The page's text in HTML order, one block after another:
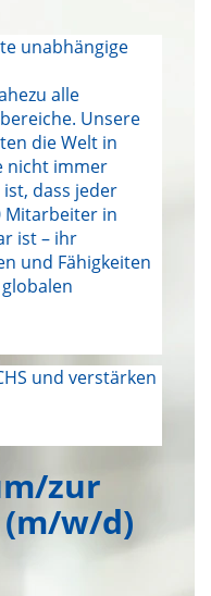
unabhängige
alle
Unsere
die Welt in
nicht immer
dass jeder
Mitarbeiter in
ist – ihr
und Fähigkeiten
und verstärken
zur
w/d)